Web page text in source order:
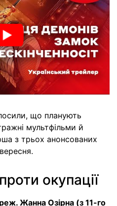
що планують
мультфільми й
з трьох анонсованих
окупації
Жанна Озірна (з 11-го